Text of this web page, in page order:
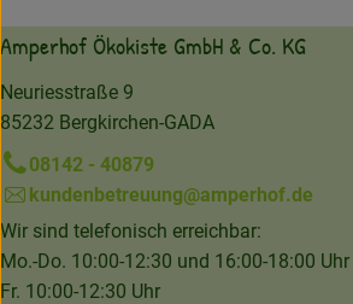
Amperhof Ökokiste GmbH & Co. KG
Neuriesstraße 9
85232 Bergkirchen-GADA
08142 - 40879
kundenbetreuung@amperhof.de
Wir sind telefonisch erreichbar:
Mo.-Do. 10:00-12:30 und 16:00-18:00 Uhr
Fr. 10:00-12:30 Uhr